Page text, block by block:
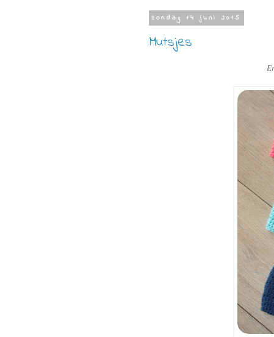
zondag 14 juni 2015
Mutsjes